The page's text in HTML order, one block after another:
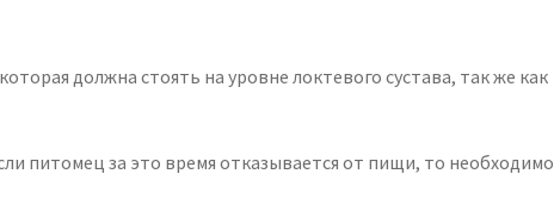
должна стоять на уровне локтевого сустава, так же как
питомец за это время отказывается от пищи, то необходимо